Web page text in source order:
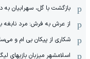
بازگشت با گل، سهرابیان به
از عرش به فرش: مرد نابغه‌
شکاری از پیکان بی ام و
اسلامشهر میزبان بازیهای